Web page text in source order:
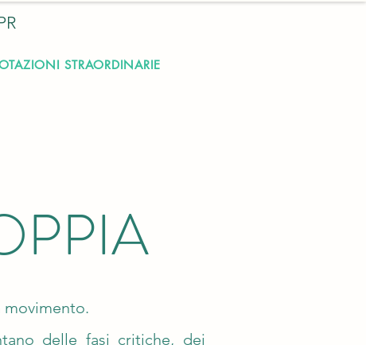
STRAORDINARIE
movimento.
delle fasi critiche, dei